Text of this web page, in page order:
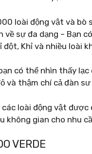
loài động vật và bò
về sự đa dạng – Bạn
đột, Khỉ và nhiều loài
có thể nhìn thấy
và thậm chí cả đàn
các loài động vật
không gian cho nhu
VERDE